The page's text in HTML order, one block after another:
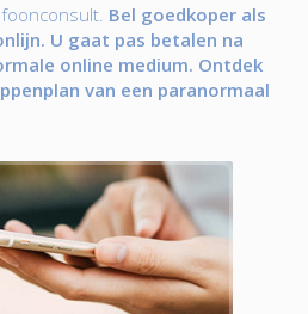
Bel goedkoper als
U gaat pas betalen na
online medium. Ontdek
van een paranormaal